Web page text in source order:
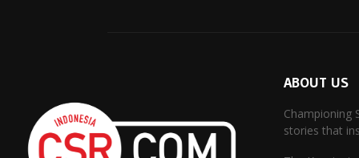
ABOUT US
Championing
stories that